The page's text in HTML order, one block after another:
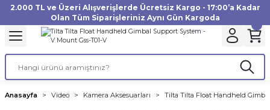
2.000 TL ve Üzeri Alışverişlerde Ücretsiz Kargo - 17:00’a Kadar
Olan Tüm Siparişleriniz Aynı Gün Kargoda
Geri Dön
Geri Dön
Geri Dön
Geri Dön
Geri Dön
Geri Dön
Geri Dön
Geri Dön
Geri Dön
Geri Dön
Geri Dön
Geri Dön
Anasayfa Video Kamera Aksesuarları Tilta Tilta Float Handheld